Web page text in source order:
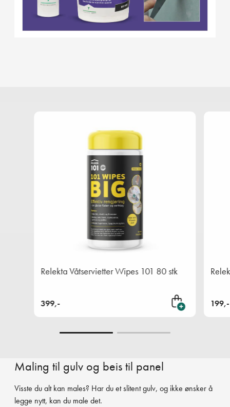
Relekta Våtservietter Wipes 101 80 stk
399,-
Legg i handlekurven
199,-
Maling til gulv og beis til panel
Visste du alt kan males? Har du et slitent gulv, og ikke ønsker å
legge nytt, kan du male det.